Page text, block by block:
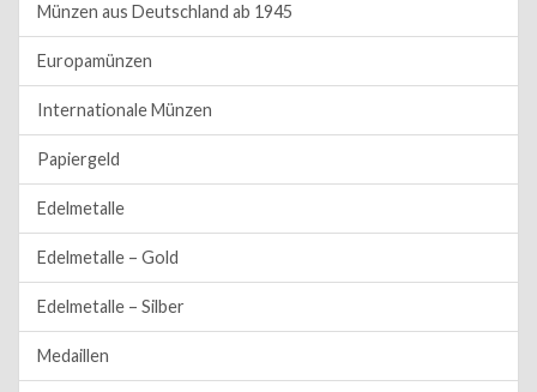
Münzen aus Deutschland ab 1945
Europamünzen
Internationale Münzen
Papiergeld
Edelmetalle
Edelmetalle – Gold
Edelmetalle – Silber
Medaillen